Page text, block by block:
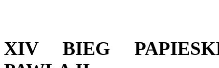
XIV BIEG